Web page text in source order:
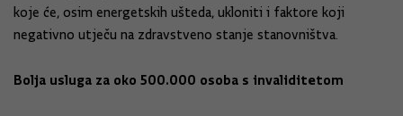
koje će, osim energetskih ušteda, ukloniti i faktore koji
negativno utječu na zdravstveno stanje stanovništva.
Bolja usluga za oko 500.000 osoba s invaliditetom